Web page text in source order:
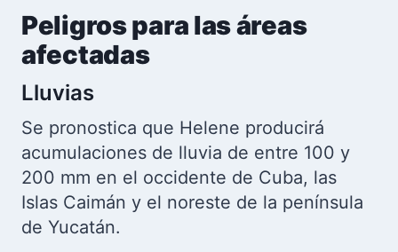
Peligros para las áreas
afectadas
Lluvias
Se pronostica que Helene producirá
acumulaciones de lluvia de entre 100 y
200 mm en el occidente de Cuba, las
Islas Caimán y el noreste de la península
de Yucatán.